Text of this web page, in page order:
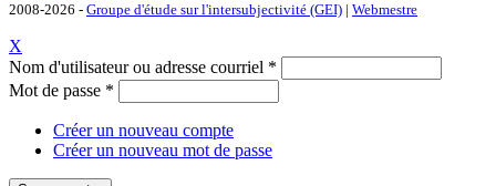
2008-2026 - Groupe d'étude sur l'intersubjectivité (GEI) | Webmestre
X
Nom d'utilisateur ou adresse courriel *
Mot de passe *
Créer un nouveau compte
Créer un nouveau mot de passe